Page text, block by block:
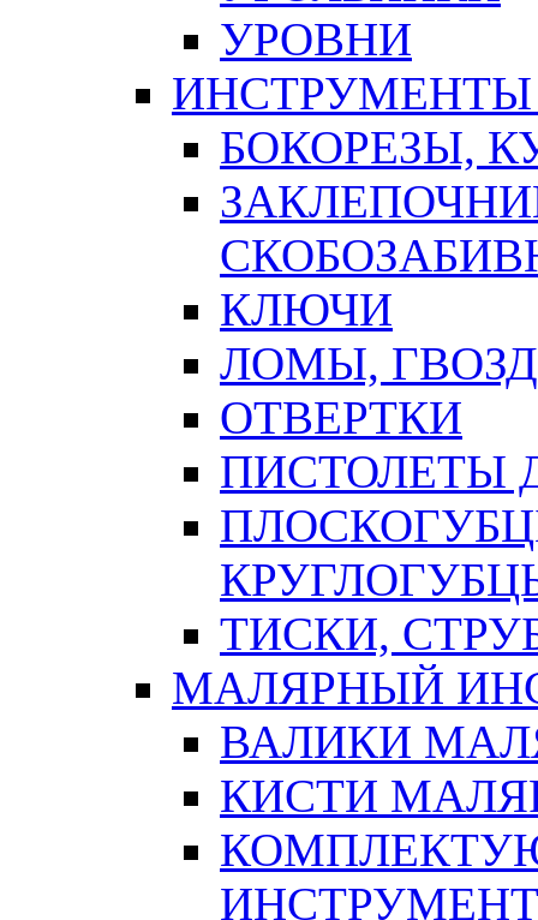
УРОВНИ
БОКОРЕЗЫ,
КЛЮЧИ
ЛОМЫ,
ОТВЕРТКИ
ПИСТОЛЕТЫ
ТИСКИ,
МАЛЯРНЫЙ
ВАЛИКИ
КИСТИ